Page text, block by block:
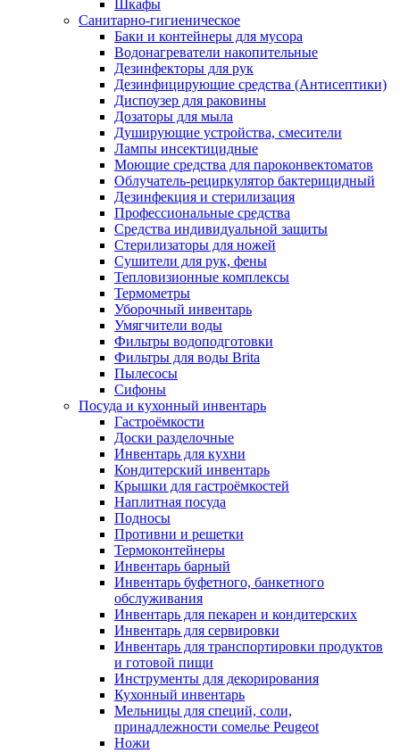
Шкафы
Санитарно-гигиеническое
Баки и контейнеры для мусора
Водонагреватели накопительные
Дезинфекторы для рук
Дезинфицирующие средства (Антисептики)
Диспоузер для раковины
Дозаторы для мыла
Душирующие устройства, смесители
Лампы инсектицидные
Моющие средства для пароконвектоматов
Облучатель-рециркулятор бактерицидный
Дезинфекция и стерилизация
Профессиональные средства
Средства индивидуальной защиты
Стерилизаторы для ножей
Сушители для рук, фены
Тепловизионные комплексы
Термометры
Уборочный инвентарь
Умягчители воды
Фильтры водоподготовки
Фильтры для воды Brita
Пылесосы
Сифоны
Посуда и кухонный инвентарь
Гастроёмкости
Доски разделочные
Инвентарь для кухни
Кондитерский инвентарь
Крышки для гастроёмкостей
Наплитная посуда
Подносы
Противни и решетки
Термоконтейнеры
Инвентарь барный
Инвентарь буфетного, банкетного
обслуживания
Инвентарь для пекарен и кондитерских
Инвентарь для сервировки
Инвентарь для транспортировки продуктов
и готовой пищи
Инструменты для декорирования
Кухонный инвентарь
Мельницы для специй, соли,
принадлежности сомелье Peugeot
Ножи